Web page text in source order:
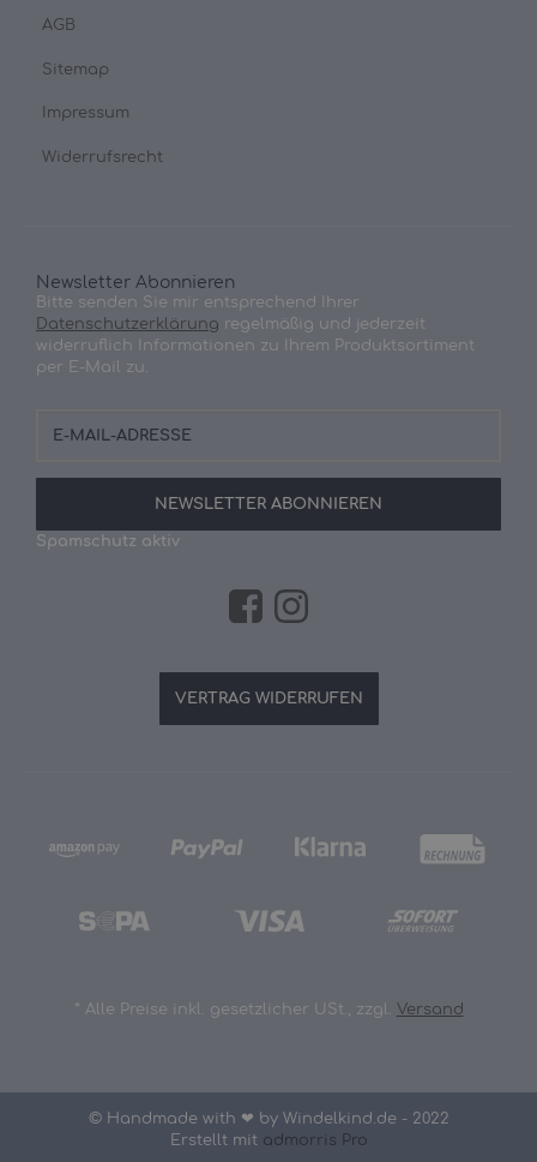
AGB
Sitemap
Impressum
Widerrufsrecht
Newsletter Abonnieren
Bitte senden Sie mir entsprechend Ihrer
Datenschutzerklärung regelmäßig und jederzeit
widerruflich Informationen zu Ihrem Produktsortiment
per E-Mail zu.
Mail-
NEWSLETTER ABONNIEREN
Spamschutz aktiv
VERTRAG WIDERRUFEN
* Alle Preise inkl. gesetzlicher USt., zzgl. Versand
© Handmade with ❤ by Windelkind.de - 2022
Erstellt mit admorris Pro